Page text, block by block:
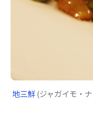
地三鮮 (ジャガイモ・